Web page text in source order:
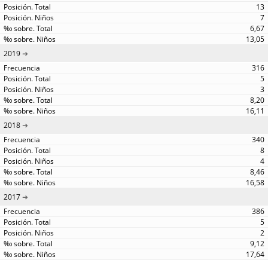
13
7
6,67
13,05
2019
316
5
3
8,20
16,11
2018
340
8
4
8,46
16,58
2017
386
5
2
9,12
17,64